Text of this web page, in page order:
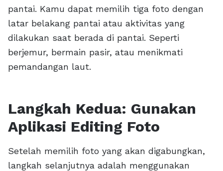
pantai. Kamu dapat memilih tiga foto dengan
latar belakang pantai atau aktivitas yang
dilakukan saat berada di pantai. Seperti
berjemur, bermain pasir, atau menikmati
pemandangan laut.
Langkah Kedua: Gunakan
Aplikasi Editing Foto
Setelah memilih foto yang akan digabungkan,
langkah selanjutnya adalah menggunakan